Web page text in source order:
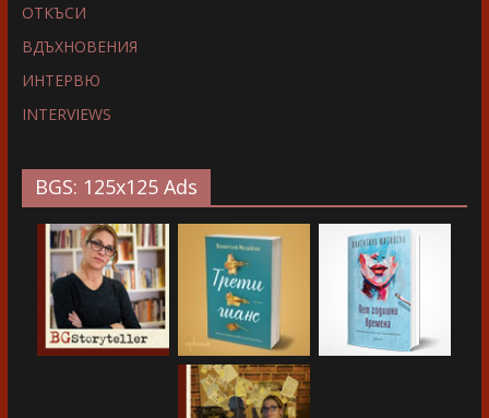
ОТКЪСИ
ВДЪХНОВЕНИЯ
ИНТЕРВЮ
INTERVIEWS
BGS: 125x125 Ads